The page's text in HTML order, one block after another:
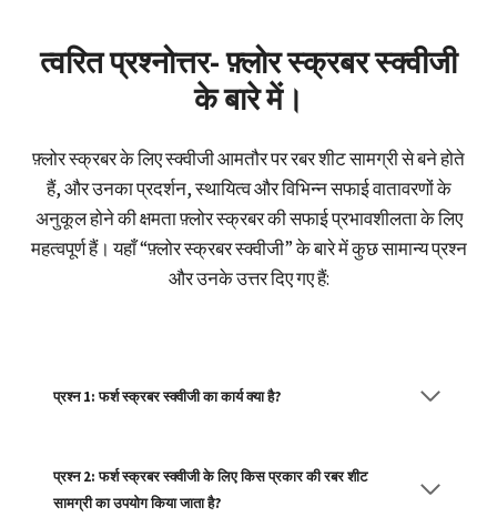
त्वरित प्रश्नोत्तर- फ़्लोर स्क्रबर स्क्वीजी
के बारे में।
फ़्लोर स्क्रबर के लिए स्क्वीजी आमतौर पर रबर शीट सामग्री से बने होते
हैं, और उनका प्रदर्शन, स्थायित्व और विभिन्न सफाई वातावरणों के
अनुकूल होने की क्षमता फ़्लोर स्क्रबर की सफाई प्रभावशीलता के लिए
महत्वपूर्ण हैं। यहाँ “फ़्लोर स्क्रबर स्क्वीजी” के बारे में कुछ सामान्य प्रश्न
और उनके उत्तर दिए गए हैं:
प्रश्न 1: फर्श स्क्रबर स्क्वीजी का कार्य क्या है?
प्रश्न 2: फर्श स्क्रबर स्क्वीजी के लिए किस प्रकार की रबर शीट
सामग्री का उपयोग किया जाता है?